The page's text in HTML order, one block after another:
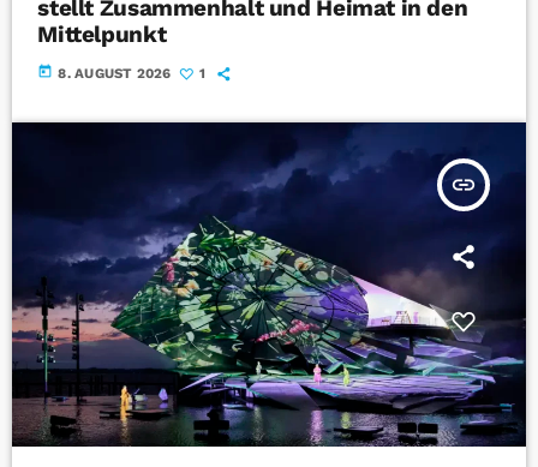
stellt Zusammenhalt und Heimat in den
Mittelpunkt
today 8. AUGUST 2026 1
insert_link